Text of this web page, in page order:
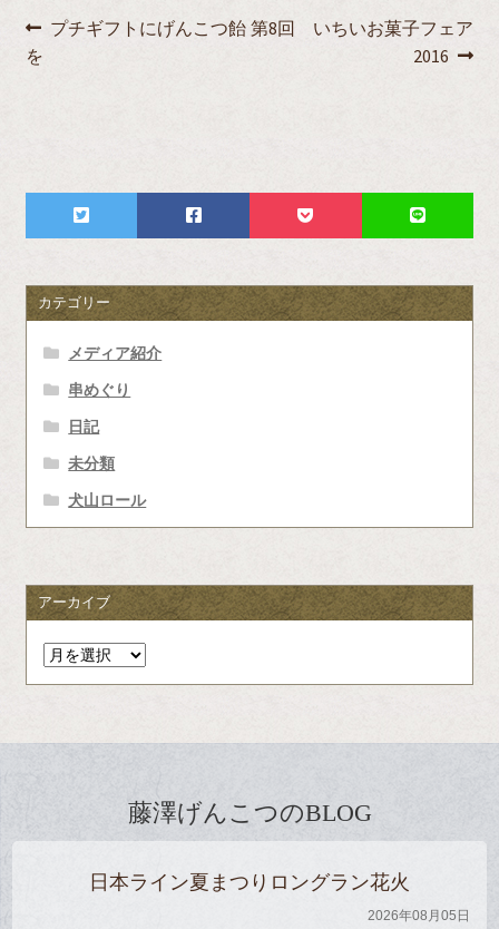
投
稿
ゲ
ー
シ
ョ
ン
前
プチギフトにげんこつ飴
を
次
第8回 いちいお菓子フェア
2016
カテゴリー
メディア紹介
串めぐり
日記
未分類
犬山ロール
アーカイブ
藤澤げんこつのBLOG
日本ライン夏まつりロングラン花火
2026年08月05日